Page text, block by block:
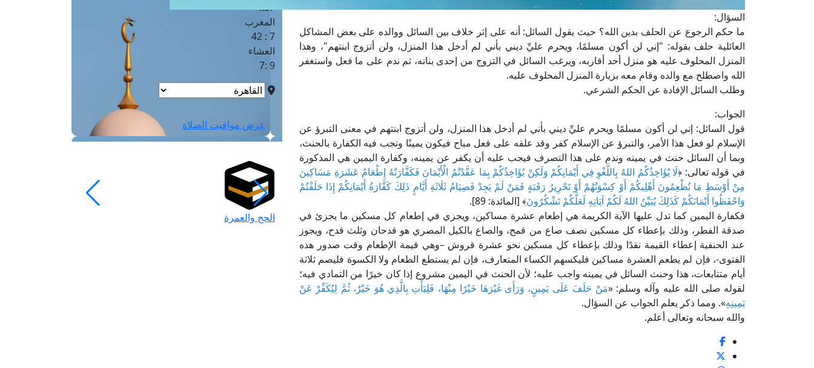
السؤال:
ما حكم الرجوع عن الحلف بدين الله؟ حيث يقول السائل: أنه على إثر خلاف بين السائل ووالده على بعض المشاكل
العائلية حلف بقوله: "إني لن أكون مسلمًا، ويحرم عليِّ ديني بأني لم أدخل هذا المنزل، ولن أتزوج ابنتهم"، وهذا
المنزل المحلوف عليه هو منزل أحد أقاربه، ويرغب السائل في التزوج من إحدى بناته، ثم ندم على ما فعل واستغفر
الله واصطلح مع والده وقام معه بزيارة المنزل المحلوف عليه.
وطلب السائل الإفادة عن الحكم الشرعي.
الجواب:
قول السائل: إني لن أكون مسلمًا ويحرم عليِّ ديني بأني لم أدخل هذا المنزل، ولن أتزوج ابنتهم في معنى التبرؤ عن
الإسلام لو فعل هذا الأمر، والتبرؤ عن الإسلام كفر وقد علقه على فعل مباح فيكون يمينًا وتجب فيه الكفارة بالحنث،
وبما أن السائل حنث في يمينه وندم على هذا التصرف فيجب عليه أن يكفر عن يمينه، وكفارة اليمين هي المذكورة
في قوله تعالى: ﴿لَا يُؤَاخِذُكُمُ اللهُ بِاللَّغْوِ فِي أَيْمَانِكُمْ وَلَكِنْ يُؤَاخِذُكُمْ بِمَا عَقَّدْتُمُ الْأَيْمَانَ فَكَفَّارَتُهُ إِطْعَامُ عَشَرَةِ مَسَاكِينَ
مِنْ أَوْسَطِ مَا تُطْعِمُونَ أَهْلِيكُمْ أَوْ كِسْوَتُهُمْ أَوْ تَحْرِيرُ رَقَبَةٍ فَمَنْ لَمْ يَجِدْ فَصِيَامُ ثَلَاثَةِ أَيَّامٍ ذَلِكَ كَفَّارَةُ أَيْمَانِكُمْ إِذَا حَلَفْتُمْ
وَاحْفَظُوا أَيْمَانَكُمْ كَذَلِكَ يُبَيِّنُ اللهُ لَكُمْ آيَاتِهِ لَعَلَّكُمْ تَشْكُرُونَ﴾ [المائدة: 89].
فكفارة اليمين كما تدل عليها الآية الكريمة هي إطعام عشرة مساكين، ويجزي في إطعام كل مسكين ما يجزئ في
صدقة الفطر، وذلك بإعطاء كل مسكين نصف صاع من قمح، والصاع بالكيل المصري هو قدحان وثلث قدح، ويجوز
عند الحنفية إعطاء القيمة نقدًا وذلك بإعطاء كل مسكين نحو عشرة قروش –وهي قيمة الإطعام وقت صدور هذه
الفتوى-، فإن لم يطعم العشرة مساكين فليكسهم الكساء المتعارف، فإن لم يستطع الطعام ولا الكسوة فليصم ثلاثة
أيام متتابعات، هذا وحنث السائل في يمينه واجب عليه؛ لأن الحنث في اليمين مشروع إذا كان خيرًا من التمادي فيه؛
لقوله صلى الله عليه وآله وسلم: «مَنْ حَلَفَ عَلَى يَمِينٍ، وَرَأَى غَيْرَهَا خَيْرًا مِنْهَا، فَلِيَأْتِ بِالَّذِي هُوَ خَيْرٌ، ثُمَّ لِيُكَفِّرْ عَنْ
يَمِينِهِ». ومما ذكر يعلم الجواب عن السؤال.
والله سبحانه وتعالى أعلم.
4:37
المغرب
7 : 42
العشاء
9 :7
عرض مواقيت الصلاة
الحج والعمرة